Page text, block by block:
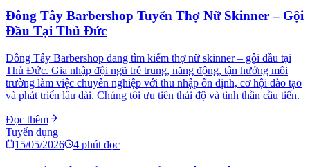
Đông Tây Barbershop Tuyển Thợ Nữ Skinner – Gội
Đầu Tại Thủ Đức
Đông Tây Barbershop đang tìm kiếm thợ nữ skinner – gội đầu tại
Thủ Đức. Gia nhập đội ngũ trẻ trung, năng động, tận hưởng môi
trường làm việc chuyên nghiệp với thu nhập ổn định, cơ hội đào tạo
và phát triển lâu dài. Chúng tôi ưu tiên thái độ và tinh thần cầu tiến.
Đọc thêm
Tuyển dụng
15/05/2026
4 phút đọc